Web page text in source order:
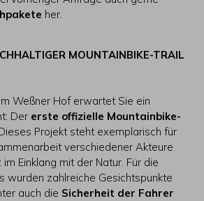
her.
MOUNTAINBIKE-TRAIL
Weßner Hof erwartet Sie ein
Der erste offizielle Mountainbike-
Projekt steht exemplarisch für
verschiedener Akteure
Einklang mit der Natur. Für die
wurden zahlreiche Gesichtspunkte
auch die Sicherheit der Fahrer